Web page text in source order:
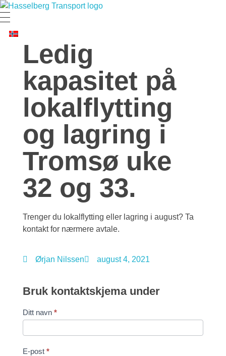
Hasselberg Transport AS
Hele Norges Flyttebyrå
Ledig
kapasitet på
lokalflytting
og lagring i
Tromsø uke
32 og 33.
Trenger du lokalflytting eller lagring i august? Ta
kontakt for nærmere avtale.
Ørjan Nilssen august 4, 2021
Bruk kontaktskjema under
Contact
Ditt navn *
E-post *